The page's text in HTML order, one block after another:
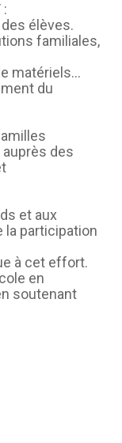
:
élèves.
familiales,
matériels…
du
auprès des
et aux
la participation
à cet effort.
en
soutenant